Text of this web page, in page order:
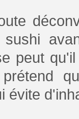
peut
évite